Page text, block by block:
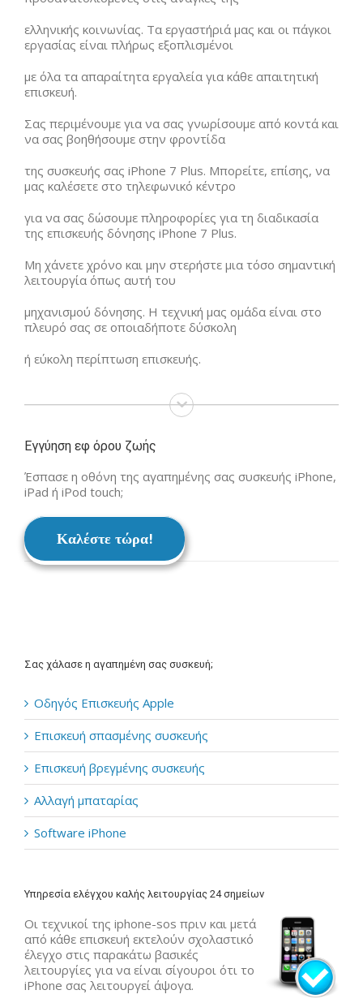
ελληνικής κοινωνίας. Τα εργαστήριά μας και οι πάγκοι
εργασίας είναι πλήρως εξοπλισμένοι
με όλα τα απαραίτητα εργαλεία για κάθε απαιτητική
επισκευή.
Σας περιμένουμε για να σας γνωρίσουμε από κοντά και
να σας βοηθήσουμε στην φροντίδα
της συσκευής σας iPhone 7 Plus. Μπορείτε, επίσης, να
μας καλέσετε στο τηλεφωνικό κέντρο
για να σας δώσουμε πληροφορίες για τη διαδικασία
της επισκευής δόνησης iPhone 7 Plus.
Μη χάνετε χρόνο και μην στερήστε μια τόσο σημαντική
λειτουργία όπως αυτή του
μηχανισμού δόνησης. Η τεχνική μας ομάδα είναι στο
πλευρό σας σε οποιαδήποτε δύσκολη
ή εύκολη περίπτωση επισκευής.
Εγγύηση εφ όρου ζωής
Έσπασε η οθόνη της αγαπημένης σας συσκευής iPhone,
iPad ή iPod touch;
Καλέστε τώρα!
Σας χάλασε η αγαπημένη σας συσκευή;
Οδηγός Επισκευής Apple
Επισκευή σπασμένης συσκευής
Επισκευή βρεγμένης συσκευής
Αλλαγή μπαταρίας
Software iPhone
Υπηρεσία ελέγχου καλής λειτουργίας 24 σημείων
Οι τεχνικοί της iphone-sos πριν και μετά
από κάθε επισκευή εκτελούν σχολαστικό
έλεγχο στις παρακάτω βασικές
λειτουργίες για να είναι σίγουροι ότι το
iPhone σας λειτουργεί άψογα.